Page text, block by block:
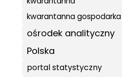
kwarantanna gospodarka
ośrodek analityczny
Polska
portal statystyczny